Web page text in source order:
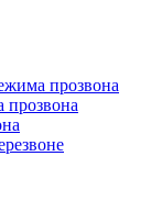
прозвона